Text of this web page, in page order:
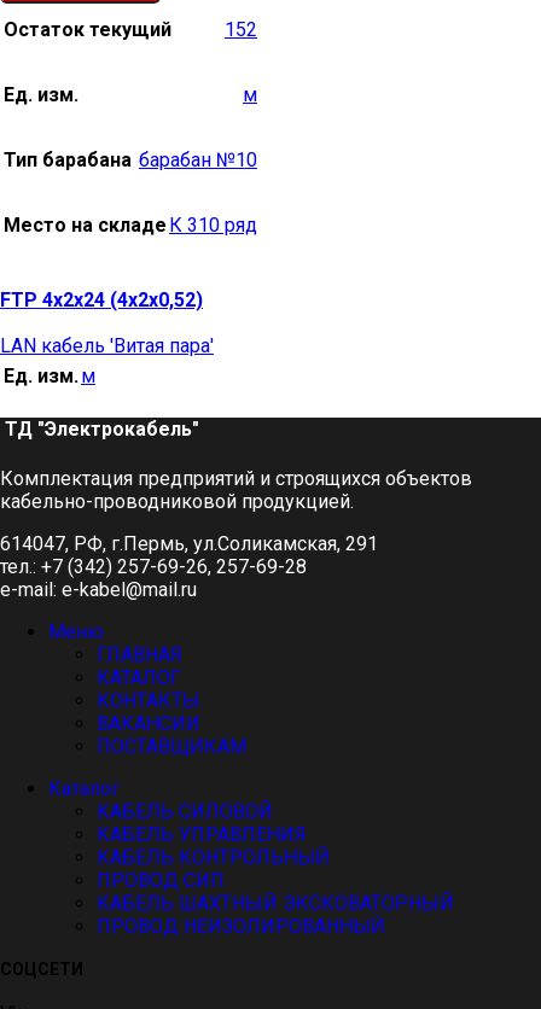
Остаток текущий
152
Ед. изм. м
Тип барабана барабан №10
Место на складе К 310 ряд
FTP 4х2х24 (4х2х0,52)
LAN кабель 'Витая пара'
Ед. изм.м
ТД "Электрокабель"​
Комплектация предприятий и строящихся объектов
кабельно-проводниковой продукцией.
614047, РФ, г.Пермь, ул.Соликамская, 291
тел.: +7 (342) 257-69-26, 257-69-28
e-mail: e-kabel@mail.ru
Меню
ГЛАВНАЯ
КАТАЛОГ
КОНТАКТЫ
ВАКАНСИИ
ПОСТАВЩИКАМ
Каталог
КАБЕЛЬ СИЛОВОЙ
КАБЕЛЬ УПРАВЛЕНИЯ
КАБЕЛЬ КОНТРОЛЬНЫЙ
ПРОВОД СИП
КАБЕЛЬ ШАХТНЫЙ ЭКСКОВАТОРНЫЙ
ПРОВОД НЕИЗОЛИРОВАННЫЙ
СОЦСЕТИ